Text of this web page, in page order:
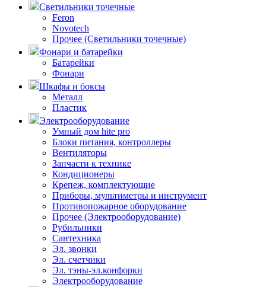
Светильники точечные
Feron
Novotech
Прочее (Светильники точечные)
Фонари и батарейки
Батарейки
Фонари
Шкафы и боксы
Металл
Пластик
Электрооборудование
Умный дом hite pro
Блоки питания, контроллеры
Вентиляторы
Запчасти к технике
Кондиционеры
Крепеж, комплектующие
Приборы, мультиметры и инструмент
Противопожарное оборудование
Прочее (Электрооборудование)
Рубильники
Сантехника
Эл. звонки
Эл. счетчики
Эл. тэны-эл.конфорки
Электрооборудование